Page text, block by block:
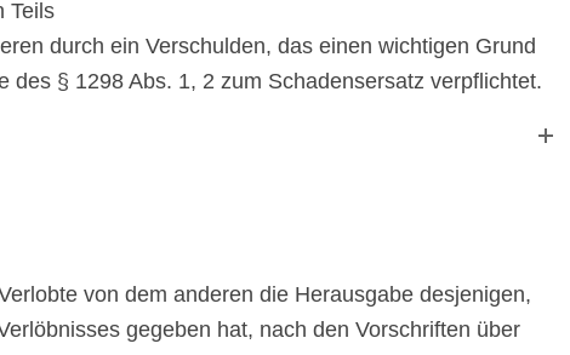
Teils
durch ein Verschulden, das einen wichtigen Grund
§ 1298 Abs. 1, 2 zum Schadensersatz verpflichtet.
von dem anderen die Herausgabe desjenigen,
gegeben hat, nach den Vorschriften über